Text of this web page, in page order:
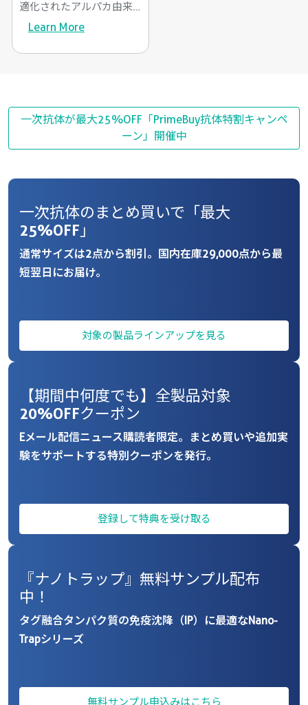
適化されたアルパカ由来
VHH抗体.
Learn More
一次抗体が最大25%OFF「PrimeBuy抗体特割キャンペ
ーン」開催中
一次抗体のまとめ買いで「最大
25%OFF」
通常サイズは2点から割引。国内在庫29,000点から最
短翌日にお届け。
対象の製品ラインアップを見る
【期間中何度でも】全製品対象
20%OFFクーポン
Eメール配信ニュース購読者限定。まとめ買いや追加実
験をサポートする特別クーポンを発行。
登録して特典を受け取る
『ナノトラップ』無料サンプル配布
中！
タグ融合タンパク質の免疫沈降（IP）に最適なNano-
Trapシリーズ
無料サンプル申込みはこちら